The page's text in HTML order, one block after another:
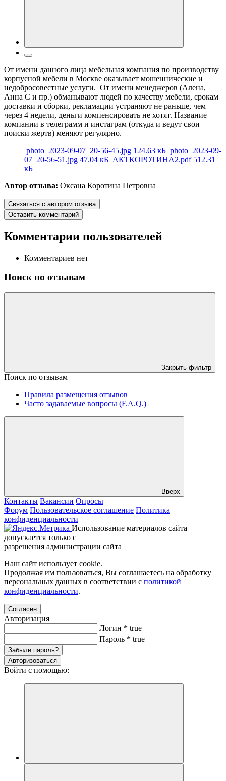
От имени данного лица мебельная компания по производству
корпусной мебели в Москве оказывает мошеннические и
недобросовестные услуги. От имени менеджеров (Алена,
Анна С и пр.) обманывают людей по качеству мебели, срокам
доставки и сборки, рекламации устраняют не раньше, чем
через 4 недели, деньги компенсировать не хотят. Название
компании в телеграмм и инстаграм (откуда и ведут свои
поиски жертв) меняют регулярно.
photo_2023-09-07_20-56-45.jpg 124.63 кБ photo_2023-09-
07_20-56-51.jpg 47.04 кБ АКТКОРОТИНА2.pdf 512.31
кБ
Автор отзыва: Оксана Коротина Петровна
Связаться с автором отзыва
Оставить комментарий
Комментарии пользователей
Комментариев нет
Поиск по отзывам
Закрыть фильтр
Поиск по отзывам
Правила размещения отзывов
Часто задаваемые вопросы (F.A.Q.)
Вверх
Контакты Вакансии Опросы
Форум Пользовательское соглашение Политика
конфиденциальности
Использование материалов сайта
допускается только с
разрешения администрации сайта
Наш сайт использует cookie.
Продолжая им пользоваться, Вы соглашаетесь на обработку
персональных данных в соответствии с политикой
конфиденциальности.
Согласен
Авторизация
Логин * true
Пароль * true
Забыли пароль?
Авторизоваться
Войти с помощью: